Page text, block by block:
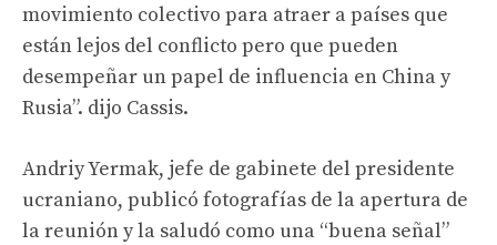
movimiento colectivo para atraer a países que
están lejos del conflicto pero que pueden
desempeñar un papel de influencia en China y
Rusia”. dijo Cassis.
Andriy Yermak, jefe de gabinete del presidente
ucraniano, publicó fotografías de la apertura de
la reunión y la saludó como una “buena señal”